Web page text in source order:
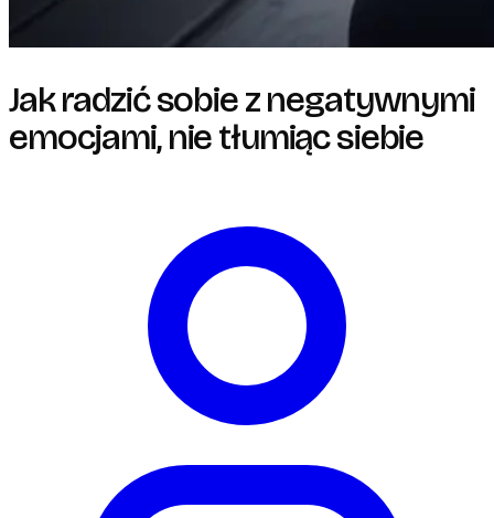
Jak radzić sobie z negatywnymi
emocjami, nie tłumiąc siebie